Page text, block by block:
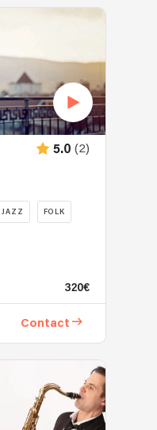
5.0 (2)
JAZZ FOLK
320€
Contact